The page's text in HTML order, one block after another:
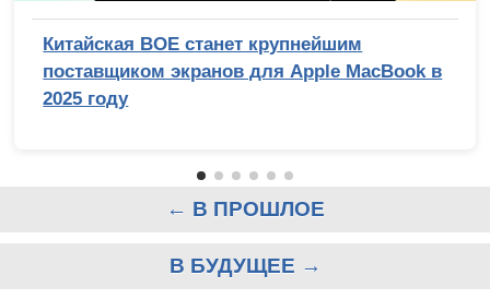
Китайская BOE станет крупнейшим
поставщиком экранов для Apple MacBook в
2025 году
← В ПРОШЛОЕ
В БУДУЩЕЕ →